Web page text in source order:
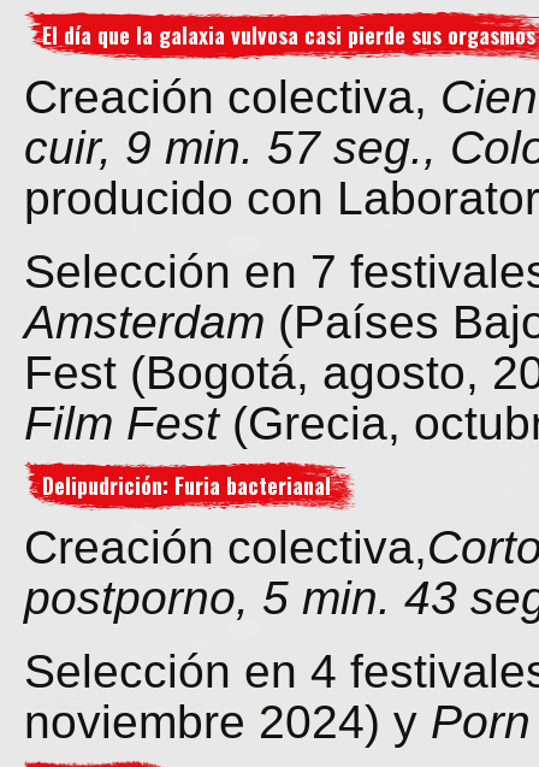
El día que la galaxia vulvosa casi pierde sus orgasmos
Creación colectiva,
cuir, 9 min. 57 seg.,
producido con
Selección en 7
Amsterdam (Países
Fest (Bogotá, agosto,
Film Fest(Grecia,
Delipudrición: Furia bacterianal
Creación colectiva,
postporno, 5 min. 43
Selección en 4
noviembre 2024) y